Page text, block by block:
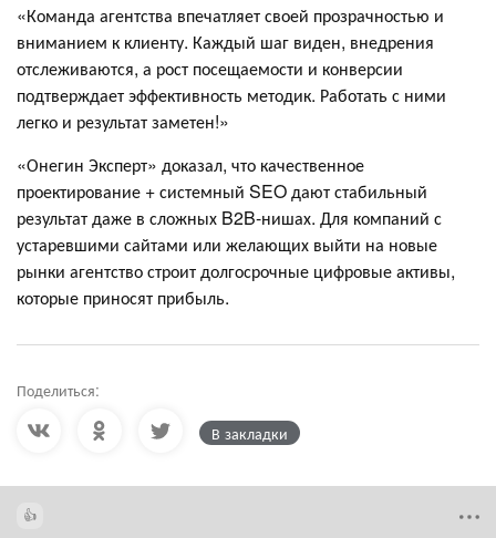
«Команда агентства впечатляет своей прозрачностью и
вниманием к клиенту. Каждый шаг виден, внедрения
отслеживаются, а рост посещаемости и конверсии
подтверждает эффективность методик. Работать с ними
легко и результат заметен!»
«Онегин Эксперт» доказал, что качественное
проектирование + системный SEO дают стабильный
результат даже в сложных B2B-нишах. Для компаний с
устаревшими сайтами или желающих выйти на новые
рынки агентство строит долгосрочные цифровые активы,
которые приносят прибыль.
Поделиться:
В закладки